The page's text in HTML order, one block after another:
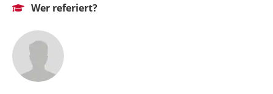
Wer referiert?